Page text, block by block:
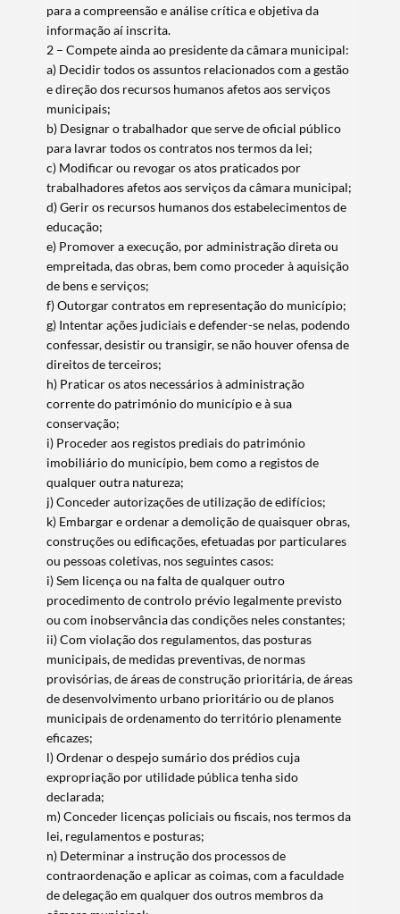
para a compreensão e análise crítica e objetiva da
informação aí inscrita.
2 – Compete ainda ao presidente da câmara municipal:
a) Decidir todos os assuntos relacionados com a gestão
e direção dos recursos humanos afetos aos serviços
municipais;
b) Designar o trabalhador que serve de oficial público
para lavrar todos os contratos nos termos da lei;
c) Modificar ou revogar os atos praticados por
trabalhadores afetos aos serviços da câmara municipal;
d) Gerir os recursos humanos dos estabelecimentos de
educação;
e) Promover a execução, por administração direta ou
empreitada, das obras, bem como proceder à aquisição
de bens e serviços;
f) Outorgar contratos em representação do município;
g) Intentar ações judiciais e defender-se nelas, podendo
confessar, desistir ou transigir, se não houver ofensa de
direitos de terceiros;
h) Praticar os atos necessários à administração
corrente do património do município e à sua
conservação;
i) Proceder aos registos prediais do património
imobiliário do município, bem como a registos de
qualquer outra natureza;
j) Conceder autorizações de utilização de edifícios;
k) Embargar e ordenar a demolição de quaisquer obras,
construções ou edificações, efetuadas por particulares
ou pessoas coletivas, nos seguintes casos:
i) Sem licença ou na falta de qualquer outro
procedimento de controlo prévio legalmente previsto
ou com inobservância das condições neles constantes;
ii) Com violação dos regulamentos, das posturas
municipais, de medidas preventivas, de normas
provisórias, de áreas de construção prioritária, de áreas
de desenvolvimento urbano prioritário ou de planos
municipais de ordenamento do território plenamente
eficazes;
l) Ordenar o despejo sumário dos prédios cuja
expropriação por utilidade pública tenha sido
declarada;
m) Conceder licenças policiais ou fiscais, nos termos da
lei, regulamentos e posturas;
n) Determinar a instrução dos processos de
contraordenação e aplicar as coimas, com a faculdade
de delegação em qualquer dos outros membros da